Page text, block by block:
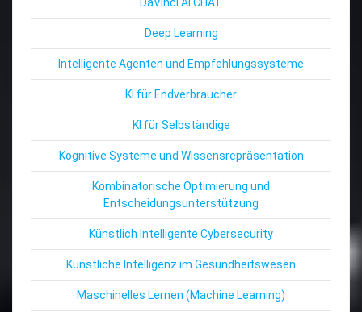
Deep Learning
Intelligente Agenten und Empfehlungssysteme
KI für Endverbraucher
KI für Selbständige
Kognitive Systeme und Wissensrepräsentation
Kombinatorische Optimierung und
Entscheidungsunterstützung
Künstlich Intelligente Cybersecurity
Künstliche Intelligenz im Gesundheitswesen
Maschinelles Lernen (Machine Learning)